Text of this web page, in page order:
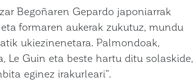
Begoñaren Gepardo japoniarrak
formaren aukerak zukutuz, mundu
ukiezinenetara. Palmondoak,
Le Guin eta beste hartu ditu solaskide,
eginez irakurleari”.